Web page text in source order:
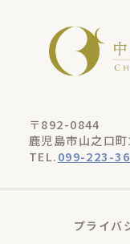
〒892-0844
鹿児島市山之口
TEL.099-223-
プライバ